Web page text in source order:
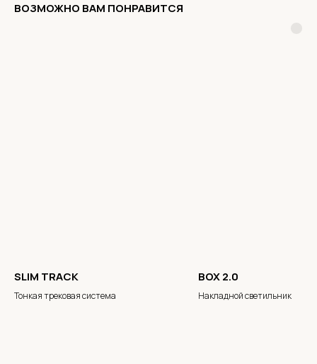
ВОЗМОЖНО ВАМ ПОНРАВИТСЯ
SLIM TRACK
Тонкая трековая система
BOX 2.0
Накладной светильник